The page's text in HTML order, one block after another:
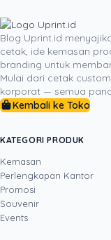
Dengan
desain eksklusif,
benefit berlapis,
dapat mengubah
powerful untuk
antara dunia
menjangkau
DITULIS OLEH
Blog Uprint.id
cetak, ide kemasan
branding untuk
Mulai dari cetak
korporat — semua
Kembali ke Toko
KATEGORI PRODUK
Kemasan
Perlengkapan Kantor
Promosi
Souvenir
Events